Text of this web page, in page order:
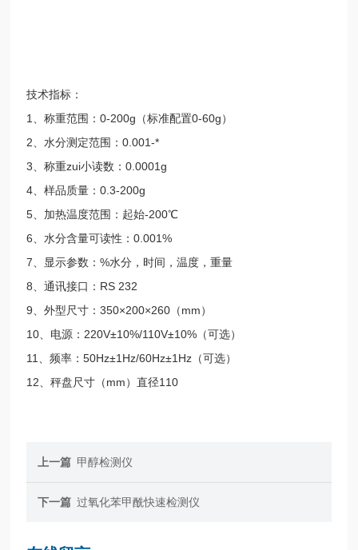
技术指标：
1、称重范围：0-200g（标准配置0-60g）
2、水分测定范围：0.001-*
3、称重zui小读数：0.0001g
4、样品质量：0.3-200g
5、加热温度范围：起始-200℃
6、水分含量可读性：0.001%
7、显示参数：%水分，时间，温度，重量
8、通讯接口：RS 232
9、外型尺寸：350×200×260（mm）
10、电源：220V±10%/110V±10%（可选）
11、频率：50Hz±1Hz/60Hz±1Hz（可选）
12、秤盘尺寸（mm）直径110
上一篇 甲醇检测仪
下一篇 过氧化苯甲酰快速检测仪